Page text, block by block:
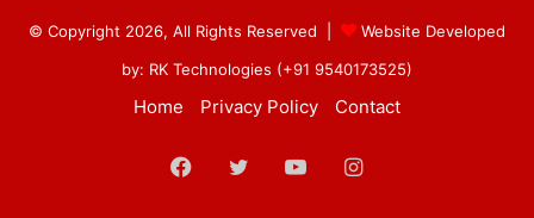
© Copyright 2026, All Rights Reserved |
Website Developed
by: RK Technologies (+91 9540173525)
Home Privacy Policy Contact
Facebook
TwitterYouTubeInstagram